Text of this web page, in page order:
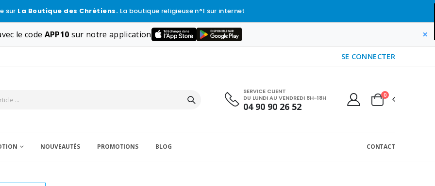
sur La Boutique des Chrétiens. La boutique religieuse n°1 sur internet
le code APP10 sur notre application ×
SE CONNECTER
SERVICE CLIENT
DU LUNDI AU VENDREDI 8H-18H
04 90 90 26 52
0
NOUVEAUTÉS PROMOTIONS BLOG CONTACT